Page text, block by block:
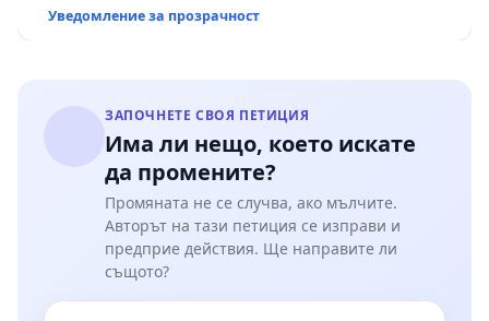
Мирово - к.к. Момин проход
Уведомление за прозрачност
ЗАПОЧНЕТЕ СВОЯ ПЕТИЦИЯ
Има ли нещо, което искате
да промените?
Промяната не се случва, ако мълчите.
Авторът на тази петиция се изправи и
предприе действия. Ще направите ли
същото?